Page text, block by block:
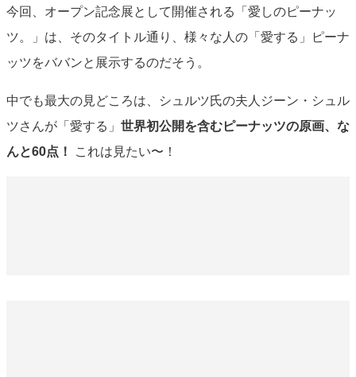
今回、オープン記念展として開催される「愛しのピーナッ
ツ。」は、そのタイトル通り、様々な人の「愛する」ピーナ
ッツをババンと展示するのだそう。
中でも最大の見どころは、シュルツ氏の夫人ジーン・シュル
ツさんが「愛する」 世界初公開を含むピーナッツの原画、な
んと60点！ これは見たい〜！